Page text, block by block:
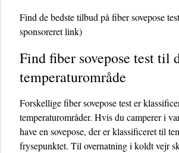
Find de bedste tilbud på fiber sovepose
sponsoreret link)
Find fiber sovepose test til
temperaturområde
Forskellige fiber sovepose test er
temperaturområder. Hvis du camperer i
have en sovepose, der er klassificeret til
frysepunktet. Til overnatning i koldt vejr